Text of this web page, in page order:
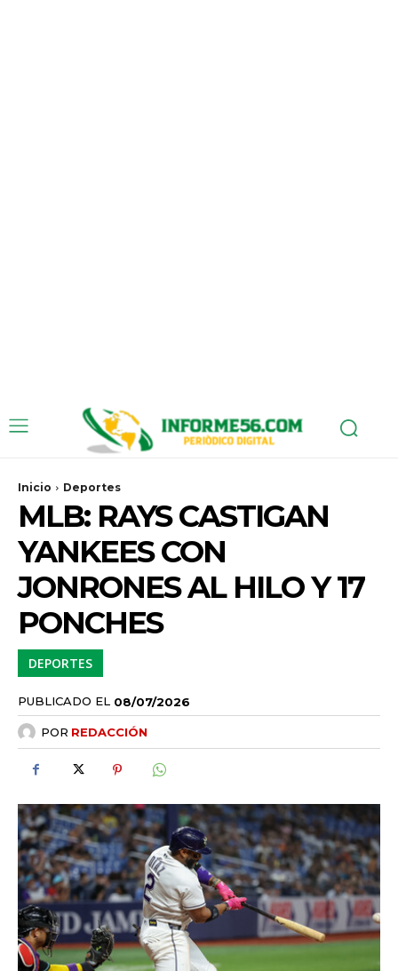
Inicio Deportes
MLB: RAYS CASTIGAN
YANKEES CON
JONRONES AL HILO Y 17
PONCHES
DEPORTES
PUBLICADO EL 08/07/2026
POR REDACCIÓN